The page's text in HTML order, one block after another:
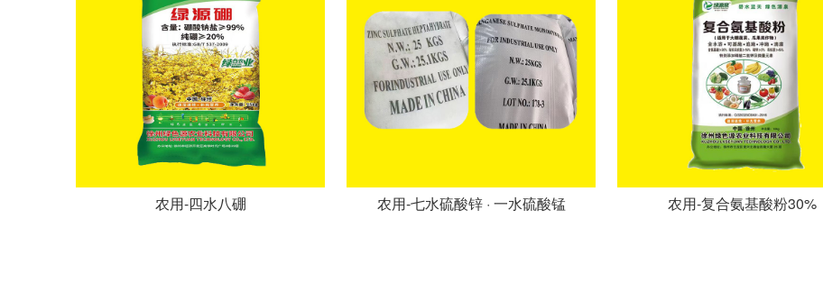
农用-四水八硼 农用-七水硫酸锌 · 一水硫酸锰 农用-复合氨基酸粉30%